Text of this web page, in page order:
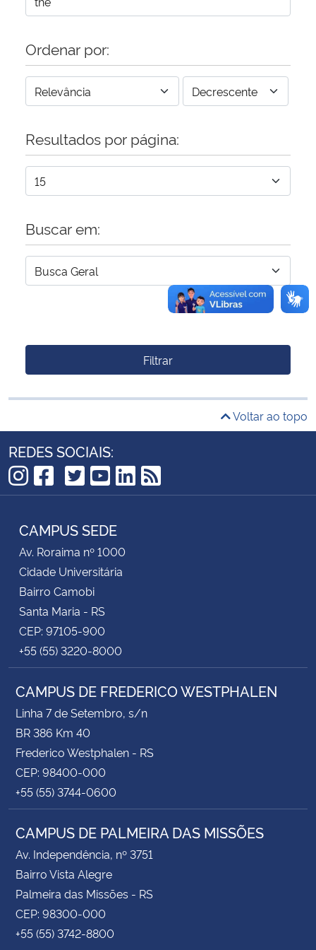
Secretaria de Governo
Gabinete de Segurança Institucional
Advocacia-Geral da União
Banco Central do Brasil
Ordenar por:
Resultados por página:
Buscar em:
Filtrar
Voltar ao topo
REDES SOCIAIS:
Instagram
Facebook
TikTok
Twitter
YouTube
LinkedIn
RSS
CAMPUS SEDE
Av. Roraima nº 1000
Cidade Universitária
Bairro Camobi
Santa Maria - RS
CEP: 97105-900
+55 (55) 3220-8000
CAMPUS DE FREDERICO WESTPHALEN
Linha 7 de Setembro, s/n
BR 386 Km 40
Frederico Westphalen - RS
CEP: 98400-000
+55 (55) 3744-0600
CAMPUS DE PALMEIRA DAS MISSÕES
Av. Independência, nº 3751
Bairro Vista Alegre
Palmeira das Missões - RS
CEP: 98300-000
+55 (55) 3742-8800